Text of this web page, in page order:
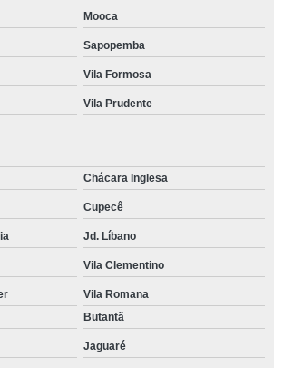
Mooca
Sapopemba
Vila Formosa
Vila Prudente
Chácara Inglesa
Cupecê
Jd. Líbano
Vila Clementino
Vila Romana
Butantã
Jaguaré